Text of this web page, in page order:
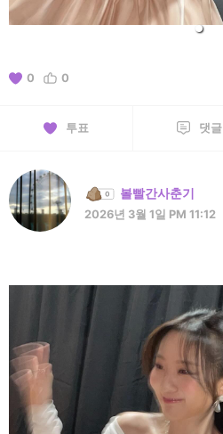
0 0
투표 댓글
볼빨간사춘기
2026년 3월 1일 PM 11:12